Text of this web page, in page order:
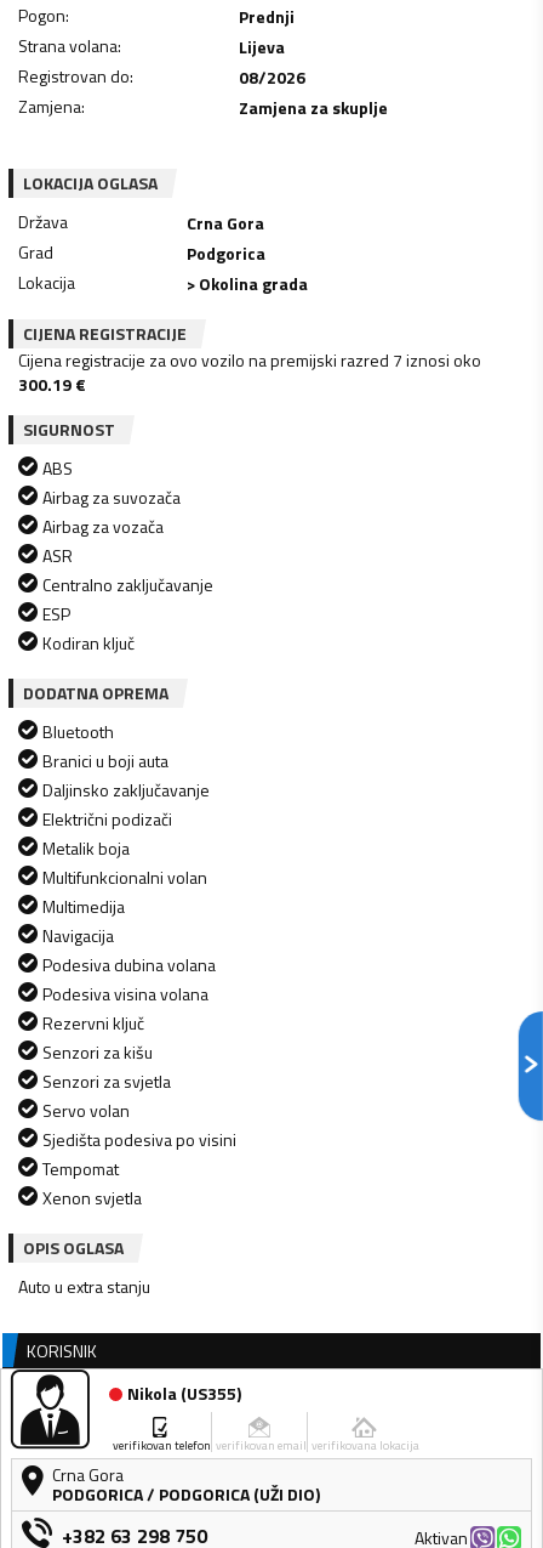
Pogon:
Prednji
Strana volana:
Lijeva
Registrovan do:
08/2026
Zamjena: Zamjena za skuplje
LOKACIJA OGLASA
Država
Crna Gora
Grad
Podgorica
Lokacija
> Okolina grada
CIJENA REGISTRACIJE
Cijena registracije za ovo vozilo na premijski razred 7 iznosi oko
300.19€
SIGURNOST
ABS
Airbag za suvozača
Airbag za vozača
ASR
Centralno zaključavanje
ESP
Kodiran ključ
DODATNA OPREMA
Bluetooth
Branici u boji auta
Daljinsko zaključavanje
Električni podizači
Metalik boja
Multifunkcionalni volan
Multimedija
Navigacija
Podesiva dubina volana
Podesiva visina volana
Rezervni ključ
Senzori za kišu
Senzori za svjetla
Servo volan
Sjedišta podesiva po visini
Tempomat
Xenon svjetla
OPIS OGLASA
Auto u extra stanju
KORISNIK
Nikola(US355)
verifikovan telefon verifikovan email verifikovana lokacija
Crna Gora
PODGORICA/ PODGORICA (UŽI DIO)
+382 63 298 750 Aktivan